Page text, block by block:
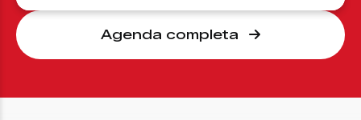
Agenda completa